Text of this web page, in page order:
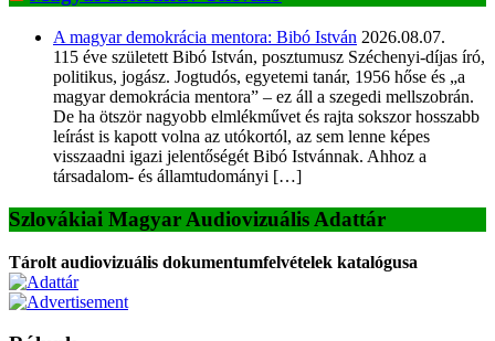
A magyar demokrácia mentora: Bibó István 2026.08.07.
115 éve született Bibó István, posztumusz Széchenyi-díjas író,
politikus, jogász. Jogtudós, egyetemi tanár, 1956 hőse és „a
magyar demokrácia mentora” – ez áll a szegedi mellszobrán.
De ha ötször nagyobb elmlékművet és rajta sokszor hosszabb
leírást is kapott volna az utókortól, az sem lenne képes
visszaadni igazi jelentőségét Bibó Istvánnak. Ahhoz a
társadalom- és államtudományi […]
Szlovákiai Magyar Audiovizuális Adattár
Tárolt audiovizuális dokumentumfelvételek katalógusa